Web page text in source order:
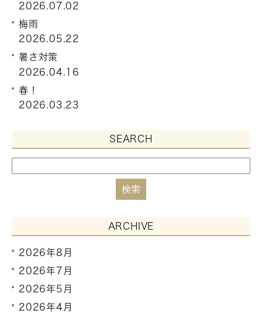
2026.07.02
梅雨
2026.05.22
暑さ対策
2026.04.16
春！
2026.03.23
SEARCH
ARCHIVE
2026年8月
2026年7月
2026年5月
2026年4月